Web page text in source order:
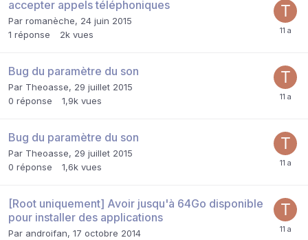
accepter appels téléphoniques
Par romanèche, 24 juin 2015
1 réponse 2k vues
Bug du paramètre du son
Par Theoasse, 29 juillet 2015
0 réponse 1,9k vues
Bug du paramètre du son
Par Theoasse, 29 juillet 2015
0 réponse 1,6k vues
[Root uniquement] Avoir jusqu'à 64Go disponible
pour installer des applications
Par androifan, 17 octobre 2014